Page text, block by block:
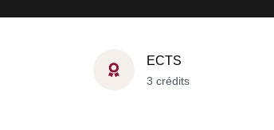
ECTS
3 crédits